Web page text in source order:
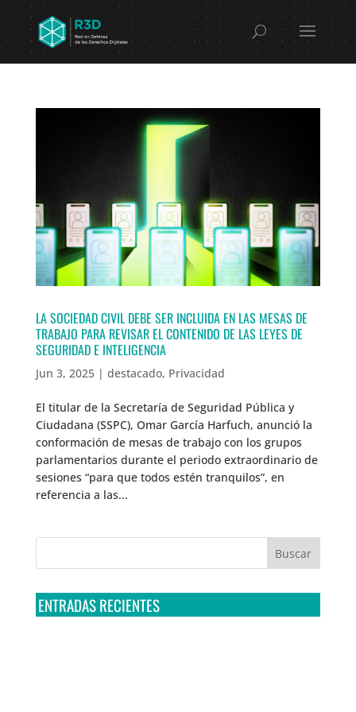
LA SOCIEDAD CIVIL DEBE SER INCLUIDA EN LAS MESAS DE
TRABAJO PARA REVISAR EL CONTENIDO DE LAS LEYES DE
SEGURIDAD E INTELIGENCIA
Jun 3, 2025| destacado, Privacidad
El titular de la Secretaría de Seguridad Pública y
Ciudadana (SSPC), Omar García Harfuch, anunció la
conformación de mesas de trabajo con los grupos
parlamentarios durante el periodo extraordinario de
sesiones “para que todos estén tranquilos”, en
referencia a las...
ENTRADAS RECIENTES